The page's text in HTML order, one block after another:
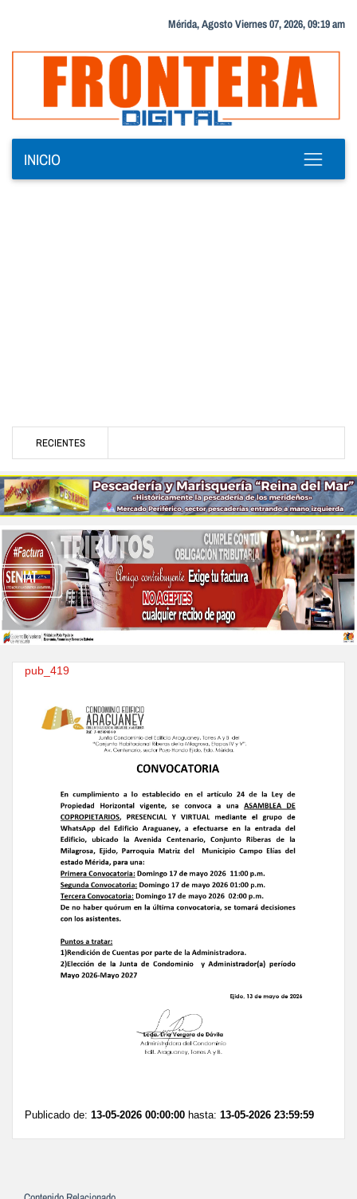
Mérida, Agosto Viernes 07, 2026, 09:19 am
INICIO
RECIENTES
pub_419
Publicado de: 13-05-2026 00:00:00 hasta: 13-05-2026 23:59:59